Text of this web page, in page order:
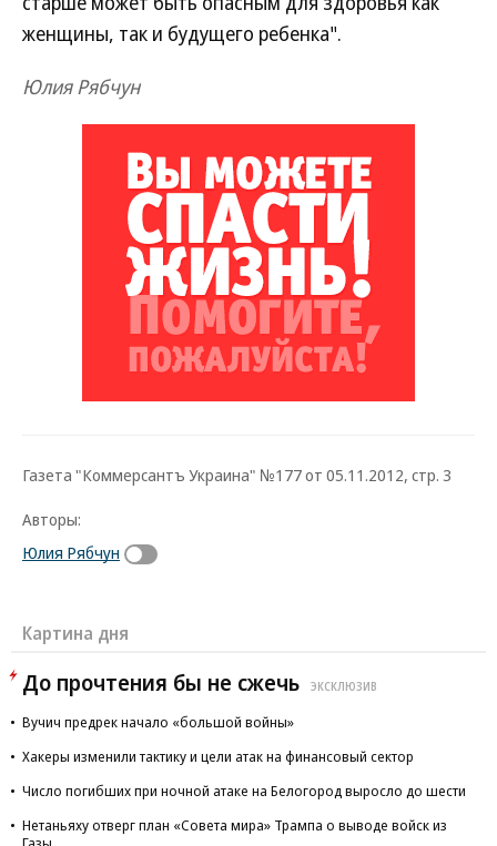
женщины, так и будущего ребенка".
Юлия Рябчун
Газета "Коммерсантъ Украина" №177 от 05.11.2012, стр. 3
Авторы:
Юлия Рябчун
Картина дня
До прочтения бы не сжечь ЭКСКЛЮЗИВ
Вучич предрек начало «большой войны»
Хакеры изменили тактику и цели атак на финансовый сектор
Число погибших при ночной атаке на Белогород выросло до шести
Нетаньяху отверг план «Совета мира» Трампа о выводе войск из